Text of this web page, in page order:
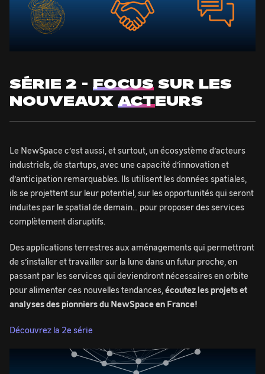
SÉRIE 2 - FOCUS SUR LES
NOUVEAUX ACTEURS
Le NewSpace c’est aussi, et surtout, un écosystème d’acteurs
industriels, de startups, avec une capacité d’innovation et
d’anticipation remarquables. Ils utilisent les données spatiales,
ils se projettent sur leur potentiel, sur les opportunités qui seront
induites par le spatial de demain… pour proposer des services
complètement disruptifs.
Des applications terrestres aux aménagements qui permettront
de s’installer et travailler sur la lune dans un futur proche, en
passant par les services qui deviendront nécessaires en orbite
pour alimenter ces nouvelles tendances,écoutez les projets et
analyses des pionniers du NewSpace en France!
Découvrez la 2e série